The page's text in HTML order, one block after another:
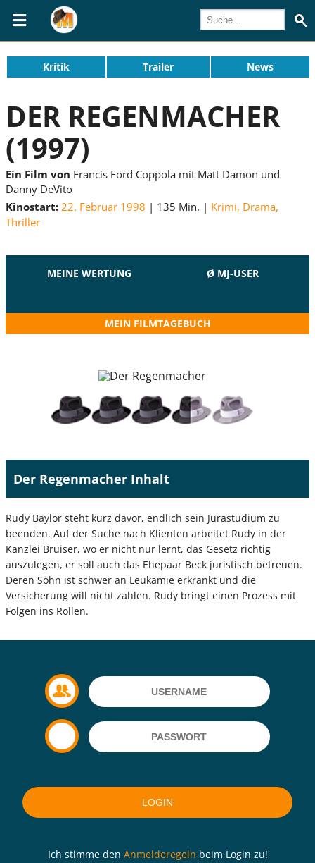
Kritik Trailer News
DER REGENMACHER
(1997)
Ein Film von Francis Ford Coppola mit Matt Damon und
Danny DeVito
Kinostart: 22. Februar 1998 135 Min. Krimi, Drama,
Thriller
MEINE WERTUNG Ø MJ-USER
MEIN FILMTAGEBUCH
Der Regenmacher Inhalt
Rudy Baylor steht kurz davor, endlich sein Jurastudium zu
beenden. Auf der Suche nach Klienten arbeitet Rudy in der
Kanzlei Bruiser, wo er nicht nur lernt, das Gesetz richtig
auszulegen, er soll auch das Ehepaar Beck juristisch betreuen.
Deren Sohn ist schwer an Leukämie erkrankt und die
Versicherung will nicht zahlen. Rudy bringt einen Prozess mit
Folgen ins Rollen.
Ich stimme den Anmelderegeln beim Login zu!